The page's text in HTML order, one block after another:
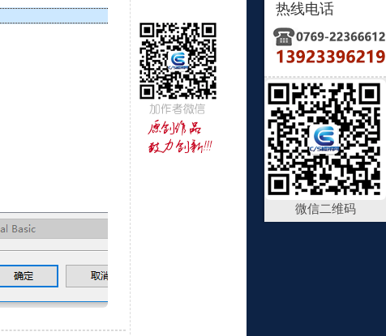
热线电话
微信二维码